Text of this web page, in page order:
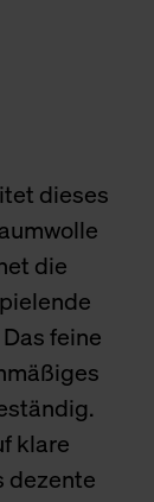
dieses
die
feine
klare
dezente